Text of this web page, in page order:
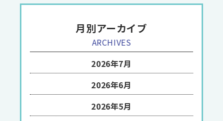
月別アーカイブ
ARCHIVES
2026年7月
2026年6月
2026年5月